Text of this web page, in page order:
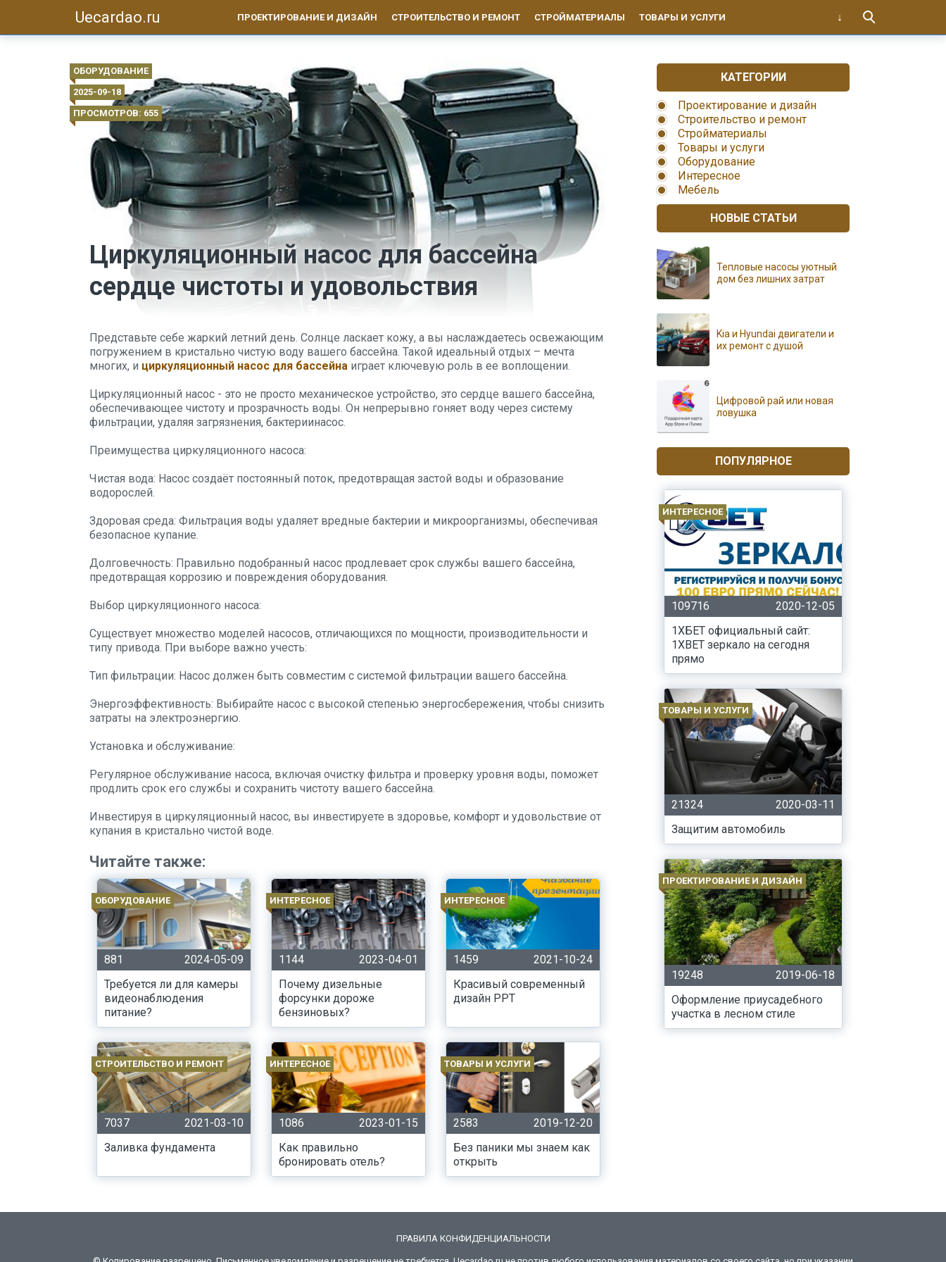
Uecardao.ru ПРОЕКТИРОВАНИЕ И ДИЗАЙН СТРОИТЕЛЬСТВО И РЕМОНТ СТРОЙМАТЕРИАЛЫ ТОВАРЫ И УСЛУГИ
ОБОРУДОВАНИЕ
2025-09-18
ПРОСМОТРОВ: 655
Циркуляционный насос для бассейна
сердце чистоты и удовольствия
Представьте себе жаркий летний день. Солнце ласкает кожу, а вы наслаждаетесь освежающим
погружением в кристально чистую воду вашего бассейна. Такой идеальный отдых – мечта
многих, и циркуляционный насос для бассейна играет ключевую роль в ее воплощении.
Циркуляционный насос - это не просто механическое устройство, это сердце вашего бассейна,
обеспечивающее чистоту и прозрачность воды. Он непрерывно гоняет воду через систему
фильтрации, удаляя загрязнения, бактериинасос.
Преимущества циркуляционного насоса:
Чистая вода: Насос создаёт постоянный поток, предотвращая застой воды и образование
водорослей.
Здоровая среда: Фильтрация воды удаляет вредные бактерии и микроорганизмы, обеспечивая
безопасное купание.
Долговечность: Правильно подобранный насос продлевает срок службы вашего бассейна,
предотвращая коррозию и повреждения оборудования.
Выбор циркуляционного насоса:
Существует множество моделей насосов, отличающихся по мощности, производительности и
типу привода. При выборе важно учесть:
Тип фильтрации: Насос должен быть совместим с системой фильтрации вашего бассейна.
Энергоэффективность: Выбирайте насос с высокой степенью энергосбережения, чтобы снизить
затраты на электроэнергию.
Установка и обслуживание:
Регулярное обслуживание насоса, включая очистку фильтра и проверку уровня воды, поможет
продлить срок его службы и сохранить чистоту вашего бассейна.
Инвестируя в циркуляционный насос, вы инвестируете в здоровье, комфорт и удовольствие от
купания в кристально чистой воде.
Читайте также:
ОБОРУДОВАНИЕ
881
2024-05-09
Требуется ли для камеры
видеонаблюдения
питание?
ИНТЕРЕСНОЕ
1144
2023-04-01
Почему дизельные
форсунки дороже
бензиновых?
ИНТЕРЕСНОЕ
1459
2021-10-24
Красивый современный
дизайн PPT
СТРОИТЕЛЬСТВО И РЕМОНТ
7037
2021-03-10
Заливка фундамента
ИНТЕРЕСНОЕ
1086
2023-01-15
Как правильно
бронировать отель?
ТОВАРЫ И УСЛУГИ
2583
2019-12-20
Без паники мы знаем как
открыть
КАТЕГОРИИ
Проектирование и дизайн
Строительство и ремонт
Стройматериалы
Товары и услуги
Оборудование
Интересное
Мебель
НОВЫЕ СТАТЬИ
Тепловые насосы уютный
дом без лишних затрат
Kia и Hyundai двигатели и
их ремонт с душой
Цифровой рай или новая
ловушка
ПОПУЛЯРНОЕ
ИНТЕРЕСНОЕ
109716
2020-12-05
1ХБЕТ официальный сайт:
1XBET зеркало на сегодня
прямо
ТОВАРЫ И УСЛУГИ
21324
2020-03-11
Защитим автомобиль
ПРОЕКТИРОВАНИЕ И ДИЗАЙН
19248
2019-06-18
Оформление приусадебного
участка в лесном стиле
ПРАВИЛА КОНФИДЕНЦИАЛЬНОСТИ